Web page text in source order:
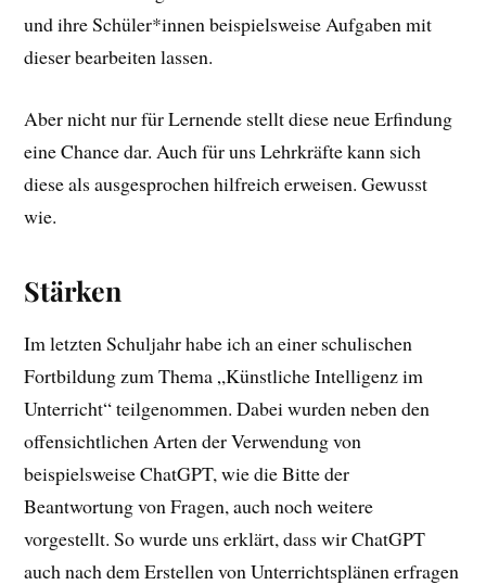
und ihre Schüler*innen beispielsweise Aufgaben mit
dieser bearbeiten lassen.
Aber nicht nur für Lernende stellt diese neue Erfindung
eine Chance dar. Auch für uns Lehrkräfte kann sich
diese als ausgesprochen hilfreich erweisen. Gewusst
wie.
Stärken
Im letzten Schuljahr habe ich an einer schulischen
Fortbildung zum Thema „Künstliche Intelligenz im
Unterricht“ teilgenommen. Dabei wurden neben den
offensichtlichen Arten der Verwendung von
beispielsweise ChatGPT, wie die Bitte der
Beantwortung von Fragen, auch noch weitere
vorgestellt. So wurde uns erklärt, dass wir ChatGPT
auch nach dem Erstellen von Unterrichtsplänen erfragen